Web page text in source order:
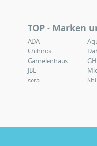
TOP - Marken
ADA
Chihiros
Garnelenhaus
JBL
sera